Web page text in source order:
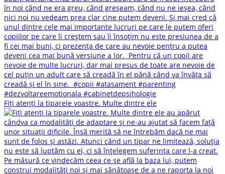
Fiți atenți la tiparele voastre. Multe dintre ele